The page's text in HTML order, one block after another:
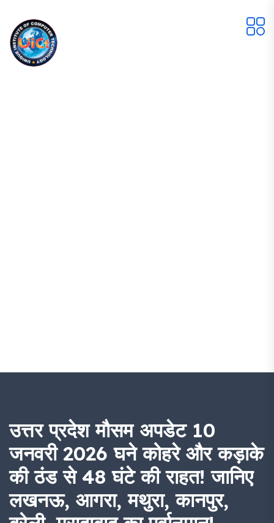
उत्तर प्रदेश मौसम अपडेट 10
जनवरी 2026 घने कोहरे और कड़ाके
की ठंड से 48 घंटे की राहत! जानिए
लखनऊ, आगरा, मथुरा, कानपुर,